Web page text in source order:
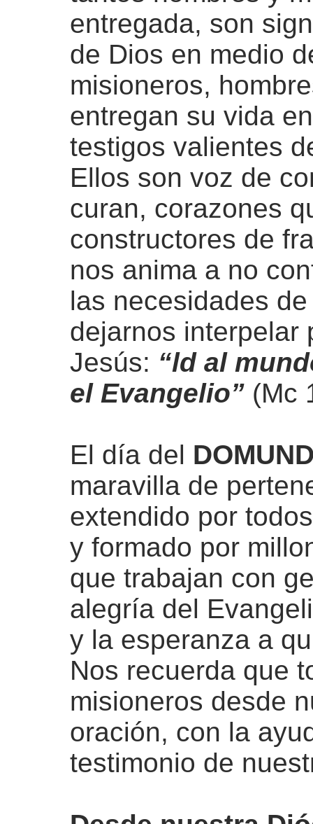
entregada, son
de Dios en medio
misioneros,
entregan su vida
testigos valientes
Ellos son voz de
curan, corazones
constructores de
nos anima a no
las necesidades
dejarnos interpelar
Jesús: “ld al
el Evangelio” (Mc
El día del
maravilla de
extendido por
y formado por
que trabajan con
alegría del
y la esperanza a
Nos recuerda que
misioneros desde
oración, con la
testimonio de